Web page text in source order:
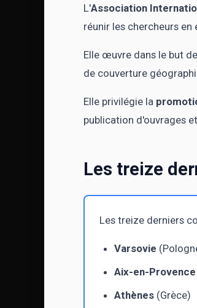
L'Association
réunir les chercheurs
Elle œuvre dans le but
de couverture
Elle privilégie la
publication d'ouvrages
Les treize
Les treize derniers
Varsovie
Aix-en-Provence
Athènes (Grèce)